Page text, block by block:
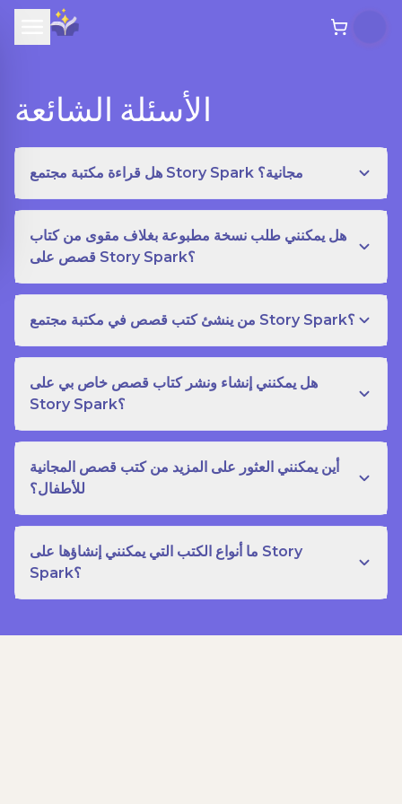
الأسئلة الشائعة
هل قراءة مكتبة مجتمع Story Spark مجانية؟
هل يمكنني طلب نسخة مطبوعة بغلاف مقوى من كتاب
قصص على Story Spark؟
من ينشئ كتب قصص في مكتبة مجتمع Story Spark؟
هل يمكنني إنشاء ونشر كتاب قصص خاص بي على
Story Spark؟
أين يمكنني العثور على المزيد من كتب قصص المجانية
للأطفال؟
ما أنواع الكتب التي يمكنني إنشاؤها على Story
Spark؟